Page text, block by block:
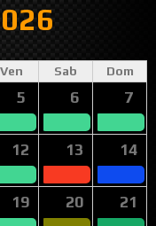
Ven Sab Dom
5 6 7
12 13 14
19 20 21